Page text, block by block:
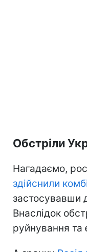
Обстріли
Нагадаємо,
здійснили
застосувавши
Внаслідок
руйнування та